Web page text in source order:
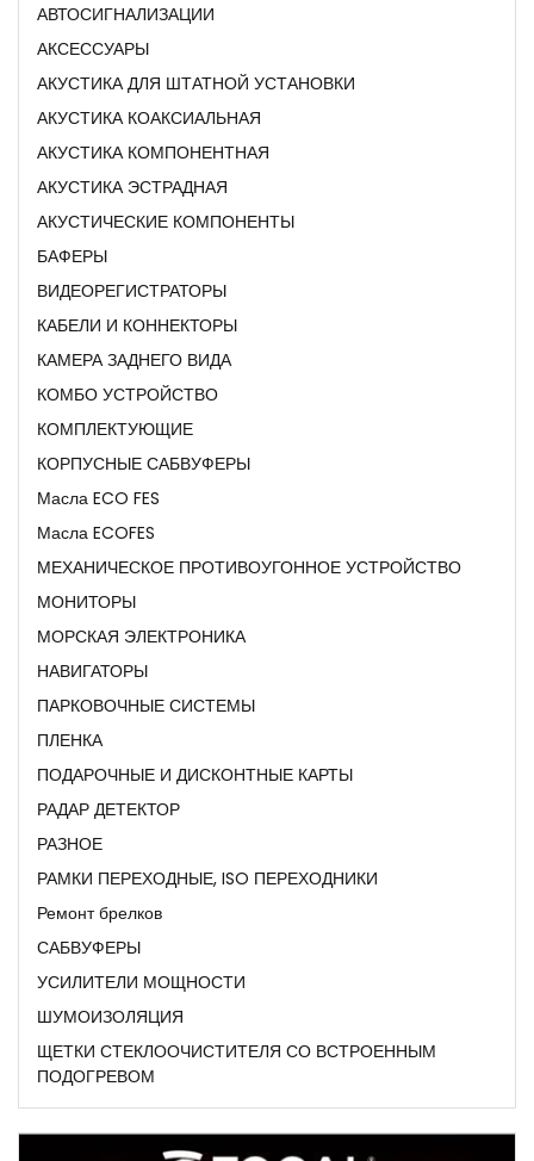
АВТОСИГНАЛИЗАЦИИ
АКСЕССУАРЫ
АКУСТИКА ДЛЯ ШТАТНОЙ УСТАНОВКИ
АКУСТИКА КОАКСИАЛЬНАЯ
АКУСТИКА КОМПОНЕНТНАЯ
АКУСТИКА ЭСТРАДНАЯ
АКУСТИЧЕСКИЕ КОМПОНЕНТЫ
БАФЕРЫ
ВИДЕОРЕГИСТРАТОРЫ
КАБЕЛИ И КОННЕКТОРЫ
КАМЕРА ЗАДНЕГО ВИДА
КОМБО УСТРОЙСТВО
КОМПЛЕКТУЮЩИЕ
КОРПУСНЫЕ САБВУФЕРЫ
Масла ECO FES
Масла ECOFES
МЕХАНИЧЕСКОЕ ПРОТИВОУГОННОЕ УСТРОЙСТВО
МОНИТОРЫ
МОРСКАЯ ЭЛЕКТРОНИКА
НАВИГАТОРЫ
ПАРКОВОЧНЫЕ СИСТЕМЫ
ПЛЕНКА
ПОДАРОЧНЫЕ И ДИСКОНТНЫЕ КАРТЫ
РАДАР ДЕТЕКТОР
РАЗНОЕ
РАМКИ ПЕРЕХОДНЫЕ, ISO ПЕРЕХОДНИКИ
Ремонт брелков
САБВУФЕРЫ
УСИЛИТЕЛИ МОЩНОСТИ
ШУМОИЗОЛЯЦИЯ
ЩЕТКИ СТЕКЛООЧИСТИТЕЛЯ СО ВСТРОЕННЫМ
ПОДОГРЕВОМ